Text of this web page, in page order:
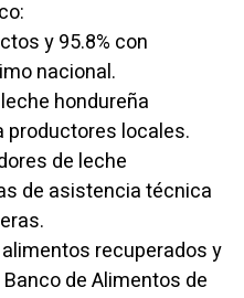
y 95.8% con
nacional.
hondureña
productores locales.
de leche
de asistencia técnica
recuperados y
de Alimentos de